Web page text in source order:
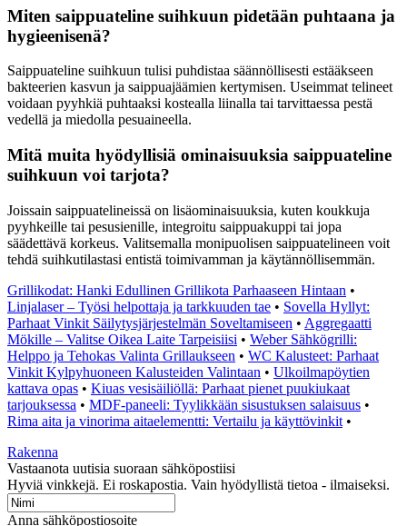
Miten saippuateline suihkuun pidetään puhtaana ja
hygieenisenä?
Saippuateline suihkuun tulisi puhdistaa säännöllisesti estääkseen
bakteerien kasvun ja saippuajäämien kertymisen. Useimmat telineet
voidaan pyyhkiä puhtaaksi kostealla liinalla tai tarvittaessa pestä
vedellä ja miedolla pesuaineella.
Mitä muita hyödyllisiä ominaisuuksia saippuateline
suihkuun voi tarjota?
Joissain saippuatelineissä on lisäominaisuuksia, kuten koukkuja
pyyhkeille tai pesusienille, integroitu saippuakuppi tai jopa
säädettävä korkeus. Valitsemalla monipuolisen saippuatelineen voit
tehdä suihkutilastasi entistä toimivamman ja käytännöllisemmän.
Grillikodat: Hanki Edullinen Grillikota Parhaaseen Hintaan •
Linjalaser – Työsi helpottaja ja tarkkuuden tae • Sovella Hyllyt:
Parhaat Vinkit Säilytysjärjestelmän Soveltamiseen • Aggregaatti
Mökille – Valitse Oikea Laite Tarpeisiisi • Weber Sähkögrilli:
Helppo ja Tehokas Valinta Grillaukseen • WC Kalusteet: Parhaat
Vinkit Kylpyhuoneen Kalusteiden Valintaan • Ulkoilmapöytien
kattava opas • Kiuas vesisäiliöllä: Parhaat pienet puukiukaat
tarjouksessa • MDF-paneeli: Tyylikkään sisustuksen salaisuus •
Rima aita ja vinorima aitaelementti: Vertailu ja käyttövinkit •
Rakenna
Vastaanota uutisia suoraan sähköpostiisi
Hyviä vinkkejä. Ei roskapostia. Vain hyödyllistä tietoa - ilmaiseksi.
Anna sähköpostiosoite